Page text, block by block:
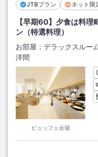
JTBプラン ネット限
【早期60】夕食は料
ン（特選料理）
お部屋： デラックスルー
洋間
ビュッフェ会場